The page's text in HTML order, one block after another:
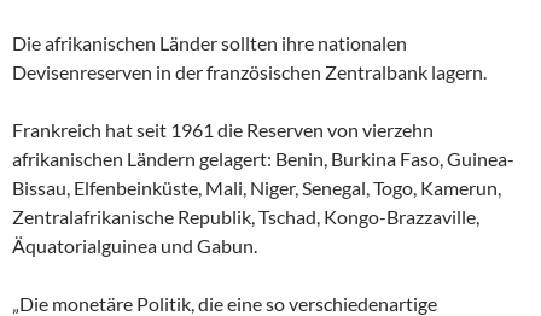
Die afrikanischen Länder sollten ihre nationalen
Devisenreserven in der französischen Zentralbank lagern.
Frankreich hat seit 1961 die Reserven von vierzehn
afrikanischen Ländern gelagert: Benin, Burkina Faso, Guinea-
Bissau, Elfenbeinküste, Mali, Niger, Senegal, Togo, Kamerun,
Zentralafrikanische Republik, Tschad, Kongo-Brazzaville,
Äquatorialguinea und Gabun.
„Die monetäre Politik, die eine so verschiedenartige